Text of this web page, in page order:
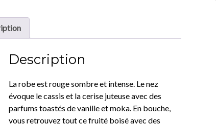
Description
La robe est rouge sombre et intense. Le nez
évoque le cassis et la cerise juteuse avec des
parfums toastés de vanille et moka. En bouche,
vous retrouvez tout ce fruité boisé avec des